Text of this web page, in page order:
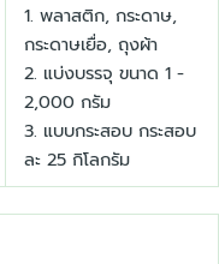
1. พลาสติก, กระดาษ,
กระดาษเยื่อ, ถุงผ้า
2. แบ่งบรรจุ ขนาด 1 -
2,000 กรัม
3. แบบกระสอบ กระสอบ
ละ 25 กิโลกรัม